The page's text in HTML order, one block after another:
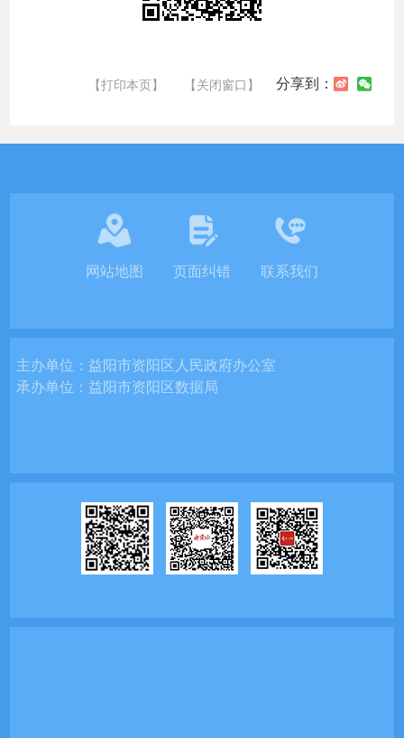
【打印本页】 【关闭窗口】 分享到：
网站地图 页面纠错 联系我们
主办单位：益阳市资阳区人民政府办公室
承办单位：益阳市资阳区数据局